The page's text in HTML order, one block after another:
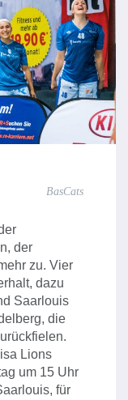
BasCats
der
zu. Vier
dazu
Saarlouis
die
Lions
um 15 Uhr
für